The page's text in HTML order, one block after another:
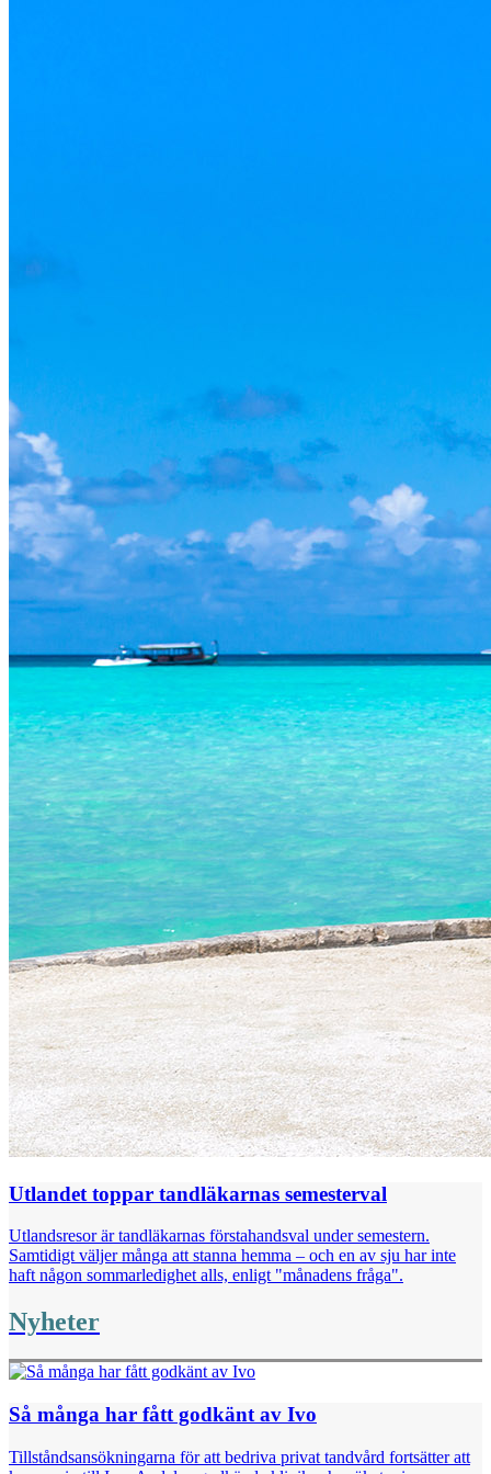
Utlandet toppar tandläkarnas semesterval
Utlandsresor är tandläkarnas förstahandsval under semestern.
Samtidigt väljer många att stanna hemma – och en av sju har inte
haft någon sommarledighet alls, enligt "månadens fråga".
Nyheter
Så många har fått godkänt av Ivo
Tillståndsansökningarna för att bedriva privat tandvård fortsätter att